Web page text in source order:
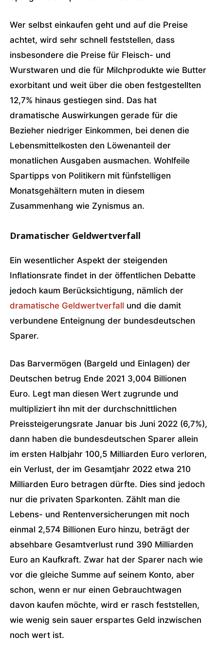
Wer selbst einkaufen geht und auf die Preise
achtet, wird sehr schnell feststellen, dass
insbesondere die Preise für Fleisch- und
Wurstwaren und die für Milchprodukte wie Butter
exorbitant und weit über die oben festgestellten
12,7% hinaus gestiegen sind. Das hat
dramatische Auswirkungen gerade für die
Bezieher niedriger Einkommen, bei denen die
Lebensmittelkosten den Löwenanteil der
monatlichen Ausgaben ausmachen. Wohlfeile
Spartipps von Politikern mit fünfstelligen
Monatsgehältern muten in diesem
Zusammenhang wie Zynismus an.
Dramatischer Geldwertverfall
Ein wesentlicher Aspekt der steigenden
Inflationsrate findet in der öffentlichen Debatte
jedoch kaum Berücksichtigung, nämlich der
dramatische Geldwertverfall und die damit
verbundene Enteignung der bundesdeutschen
Sparer.
Das Barvermögen (Bargeld und Einlagen) der
Deutschen betrug Ende 2021 3,004 Billionen
Euro. Legt man diesen Wert zugrunde und
multipliziert ihn mit der durchschnittlichen
Preissteigerungsrate Januar bis Juni 2022 (6,7%),
dann haben die bundesdeutschen Sparer allein
im ersten Halbjahr 100,5 Milliarden Euro verloren,
ein Verlust, der im Gesamtjahr 2022 etwa 210
Milliarden Euro betragen dürfte. Dies sind jedoch
nur die privaten Sparkonten. Zählt man die
Lebens- und Rentenversicherungen mit noch
einmal 2,574 Billionen Euro hinzu, beträgt der
absehbare Gesamtverlust rund 390 Milliarden
Euro an Kaufkraft. Zwar hat der Sparer nach wie
vor die gleiche Summe auf seinem Konto, aber
schon, wenn er nur einen Gebrauchtwagen
davon kaufen möchte, wird er rasch feststellen,
wie wenig sein sauer erspartes Geld inzwischen
noch wert ist.